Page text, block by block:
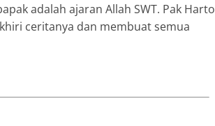
adalah ajaran Allah SWT. Pak Harto
ceritanya dan membuat semua